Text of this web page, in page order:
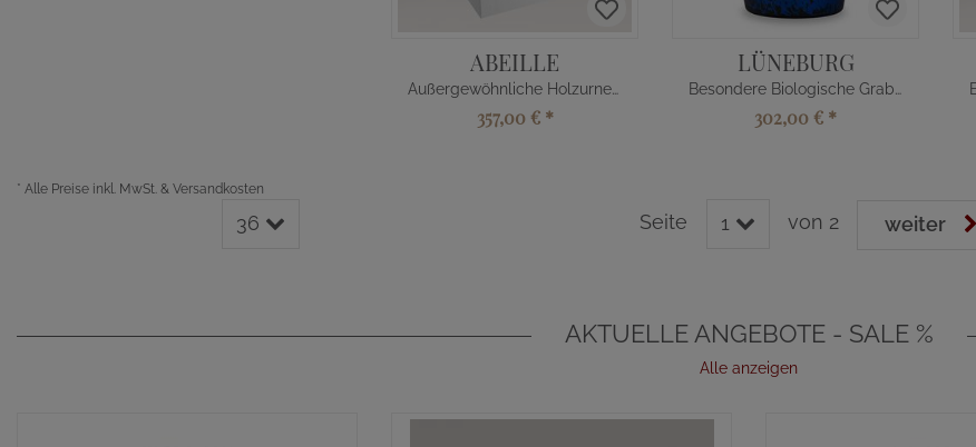
ABEILLE
Außergewöhnliche Holzurne Violinenschlüssel
357,00 € *
LÜNEBURG
Besondere Biologische Grab Urne aus Kautschuk
302,00 € *
* Alle Preise inkl. MwSt. & Versandkosten
36 Seite 1 von 2 weiter
AKTUELLE ANGEBOTE - SALE %
Alle anzeigen